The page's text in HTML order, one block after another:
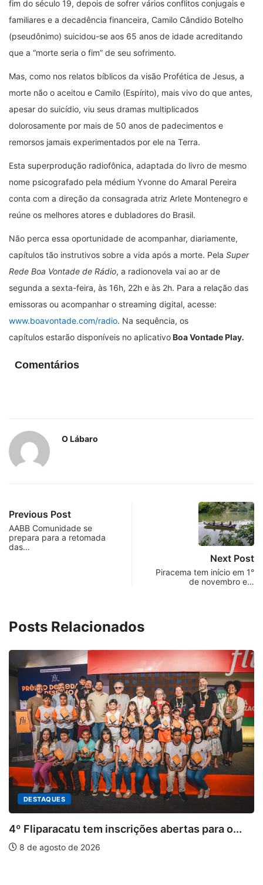
fim do século 19, depois de sofrer vários conflitos conjugais e
familiares e a decadência financeira, Camilo Cândido Botelho
(pseudônimo) suicidou-se aos 65 anos de idade acreditando
que a “morte seria o fim” de seu sofrimento.
Mas, como nos relatos bíblicos da visão Profética de Jesus, a
morte não o aceitou e Camilo (Espírito), mais vivo do que antes,
apesar do suicídio, viu seus dramas multiplicados
dolorosamente por mais de 50 anos de padecimentos e
remorsos jamais experimentados por ele na Terra.
Esta superprodução radiofônica, adaptada do livro de mesmo
nome psicografado pela médium Yvonne do Amaral Pereira
conta com a direção da consagrada atriz Arlete Montenegro e
reúne os melhores atores e dubladores do Brasil.
Não perca essa oportunidade de acompanhar, diariamente,
capítulos tão instrutivos sobre a vida após a morte. Pela Super
Rede Boa Vontade de Rádio, a radionovela vai ao ar de
segunda a sexta-feira, às 16h, 22h e às 2h. Para a relação das
emissoras ou acompanhar o streaming digital, acesse:
www.boavontade.com/radio. Na sequência, os
capítulos estarão disponíveis no aplicativoBoa Vontade Play.
Comentários
O Lábaro
Previous Post
AABB Comunidade se
prepara para a retomada
das…
Next Post
Piracema tem início em 1°
de novembro e…
Posts Relacionados
DESTAQUES
4º Fliparacatu tem inscrições abertas para o...
8 de agosto de 2026